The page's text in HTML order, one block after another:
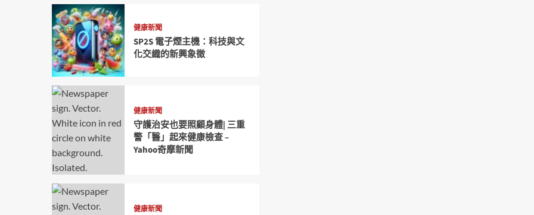
健康新聞
SP2S 電子煙主機：科技與文
化交織的新興象徵
健康新聞
守護治安也要照顧身體| 三重
警「醫」起來健康檢查 –
Yahoo奇摩新聞
健康新聞